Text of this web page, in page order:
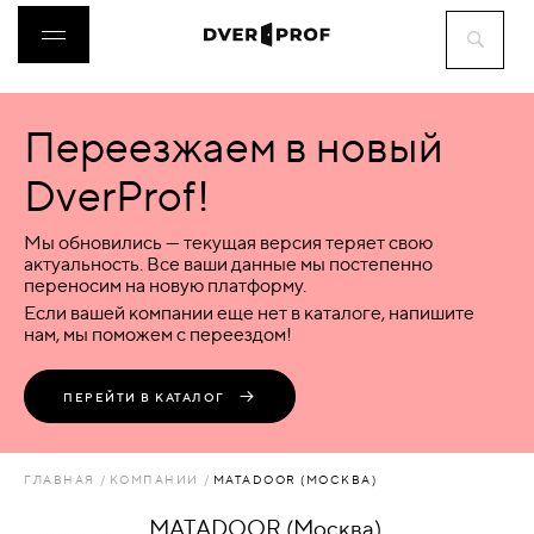
ДВЕРИ
ФУРНИТУРА
ВОРОТА
ПЕРЕГОРОДКИ
АКСЕССУАРЫ
Переезжаем в новый
DverProf!
Мы обновились — текущая версия теряет свою
актуальность. Все ваши данные мы постепенно
переносим на новую платформу.
Если вашей компании еще нет в каталоге, напишите
нам, мы поможем с переездом!
ПЕРЕЙТИ В КАТАЛОГ
ГЛАВНАЯ КОМПАНИИ MATADOOR (МОСКВА)
MATADOOR (Москва)